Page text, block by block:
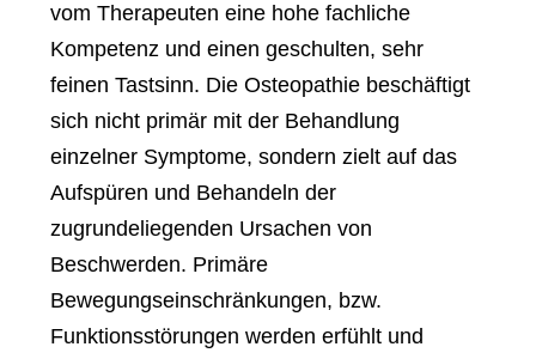
vom Therapeuten eine hohe fachliche
Kompetenz und einen geschulten, sehr
feinen Tastsinn. Die Osteopathie beschäftigt
sich nicht primär mit der Behandlung
einzelner Symptome, sondern zielt auf das
Aufspüren und Behandeln der
zugrundeliegenden Ursachen von
Beschwerden. Primäre
Bewegungseinschränkungen, bzw.
Funktionsstörungen werden erfühlt und